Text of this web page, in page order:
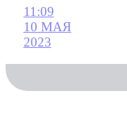
11:09
10 МАЯ
2023